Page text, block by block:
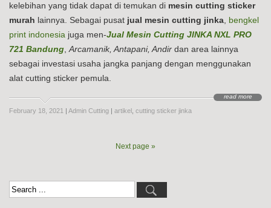
kelebihan yang tidak dapat di temukan di mesin cutting sticker
murah lainnya. Sebagai pusat jual mesin cutting jinka, bengkel
print indonesia juga men-Jual Mesin Cutting JINKA NXL PRO
721 Bandung,Arcamanik, Antapani, Andir dan area lainnya
sebagai investasi usaha jangka panjang dengan menggunakan
alat cutting sticker pemula.
read more
February 18, 2021 Admin Cutting artikel cutting sticker jinka
Next page »